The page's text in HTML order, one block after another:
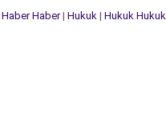
Haber Haber| Hukuk | Hukuk Hukuk